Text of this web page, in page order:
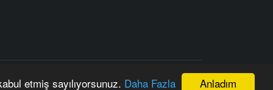
Anladım
etmiş sayılıyorsunuz. Daha Fazla